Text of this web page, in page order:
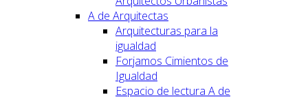
A de Arquitectas
Arquitecturas para la
igualdad
Forjamos Cimientos de
Igualdad
Espacio de lectura A de